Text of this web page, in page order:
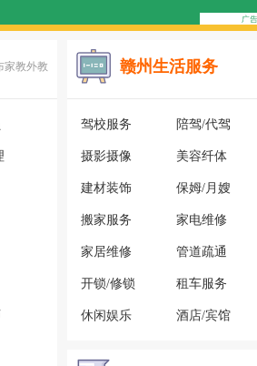
家教外教 赣州生活服务
驾校服务 陪驾/代驾
摄影摄像 美容纤体
建材装饰 保姆/月嫂
搬家服务 家电维修
家居维修 管道疏通
开锁/修锁 租车服务
休闲娱乐 酒店/宾馆